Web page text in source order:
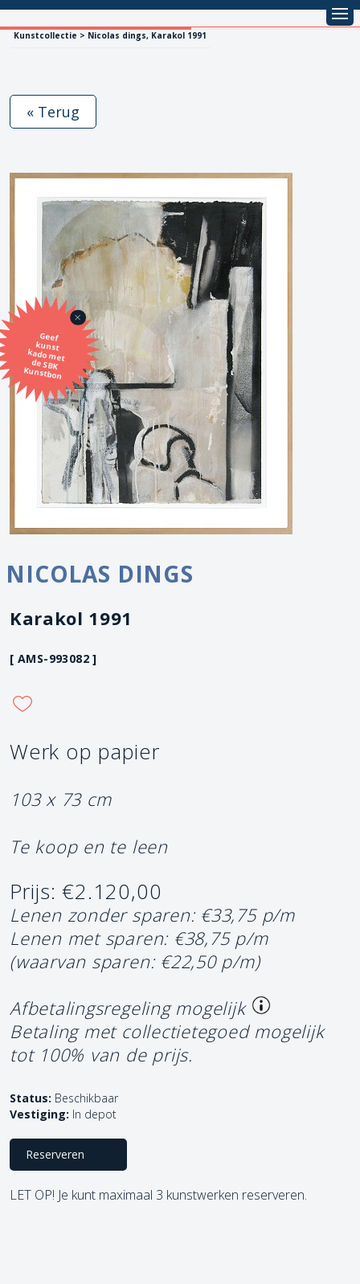
Kunstcollectie > Nicolas dings, Karakol 1991
Geef
kunst
kado met
de SBK
Kunstbon
« Terug
NICOLAS DINGS
Karakol 1991
[ AMS-993082 ]
Werk op papier
103 x 73 cm
Te koop en te leen
Prijs: €2.120,00
Lenen zonder sparen: €33,75 p/m
Lenen met sparen: €38,75 p/m
(waarvan sparen: €22,50 p/m)
Afbetalingsregeling mogelijk
Betaling met collectietegoed mogelijk
tot 100% van de prijs.
Status: Beschikbaar
Vestiging: In depot
Reserveren
LET OP! Je kunt maximaal 3 kunstwerken reserveren.